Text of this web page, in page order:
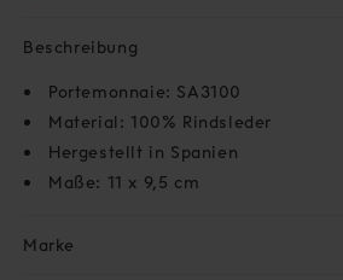
Beschreibung
Portemonnaie: SA3100
Material: 100% Rindsleder
Hergestellt in Spanien
Maße: 11 x 9,5 cm
Marke